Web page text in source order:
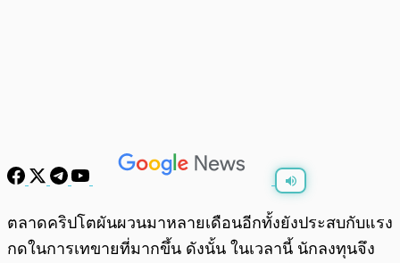
พร้อมเล่น 0:00
ตลาดคริปโตผันผวนมาหลายเดือนอีกทั้งยังประสบกับแรง
กดในการเทขายที่มากขึ้น ดังนั้น ในเวลานี้ นักลงทุนจึง